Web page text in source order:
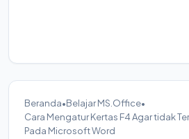
Beranda•Belajar MS.Office•
Cara Mengatur Kertas F4 Agar tidak
Pada Microsoft Word